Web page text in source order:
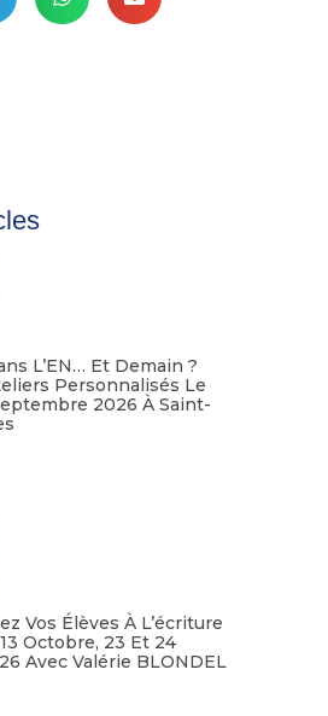
L’EN… Et Demain ?
Personnalisés Le
2026 À Saint-
Vos Élèves À L’écriture
Octobre, 23 Et 24
Avec Valérie BLONDEL